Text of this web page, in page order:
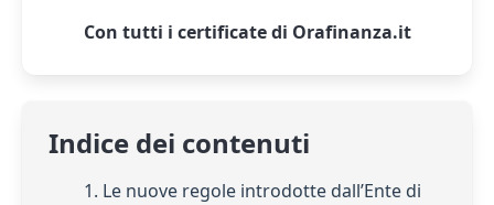
Con tutti i certificate di Orafinanza.it
Indice dei contenuti
1. Le nuove regole introdotte dall’Ente di